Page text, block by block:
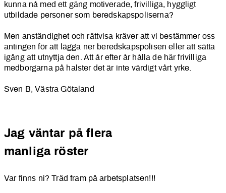
kunna nå med ett gäng motiverade, frivilliga, hyggligt
utbildade personer som beredskapspoliserna?
Men anständighet och rättvisa kräver att vi bestämmer oss
antingen för att lägga ner beredskapspolisen eller att sätta
igång att utnyttja den. Att år efter år hålla de här frivilliga
medborgarna på halster det är inte värdigt vårt yrke.
Sven B, Västra Götaland
Jag väntar på flera
manliga röster
Var finns ni? Träd fram på arbetsplatsen!!!